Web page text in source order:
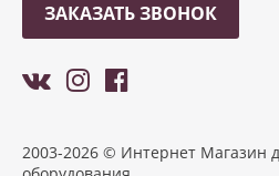
ЗАКАЗАТЬ ЗВОНОК
2003-2026 © Интернет Магазин